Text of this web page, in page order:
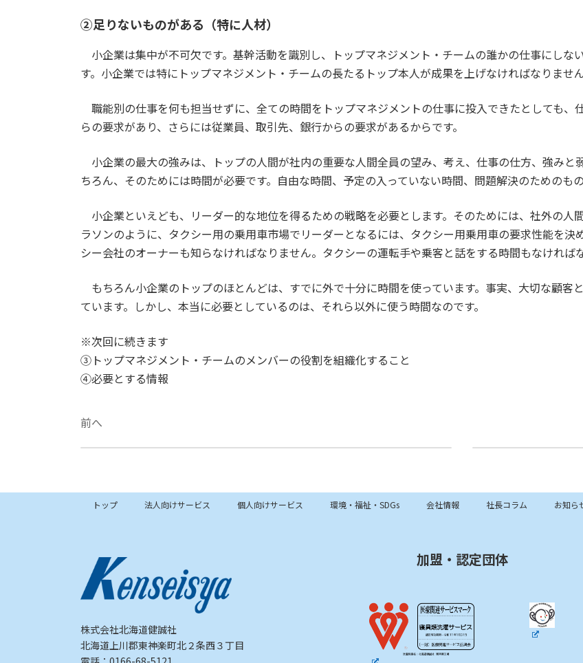
②足りないものがある（特に人材）
小企業は集中が不可欠です。基幹活動を識別し、トップマネジメント・チームの誰かの仕事にしな
す。小企業では特にトップマネジメント・チームの長たるトップ本人が成果を上げなければなりません
職能別の仕事を何も担当せずに、全ての時間をトップマネジメントの仕事に投入できたとしても、
らの要求があり、さらには従業員、取引先、銀行からの要求があるからです。
小企業の最大の強みは、トップの人間が社内の重要な人間全員の望み、考え、仕事の仕方、強みと
ちろん、そのためには時間が必要です。自由な時間、予定の入っていない時間、問題解決のためのも
小企業といえども、リーダー的な地位を得るための戦略を必要とします。そのためには、社外の人
ラソンのように、タクシー用の乗用車市場でリーダーとなるには、タクシー用乗用車の要求性能を
シー会社のオーナーも知らなければなりません。タクシーの運転手や乗客と話をする時間もなければ
もちろん小企業のトップのほとんどは、すでに外で十分に時間を使っています。事実、大切な顧客
ています。しかし、本当に必要としているのは、それら以外に使う時間なのです。
※次回に続きます
③トップマネジメント・チームのメンバーの役割を組織化すること
④必要とする情報
前へ87.企業の適切な規模を知る
トップ 法人向けサービス 個人向けサービス 環境・福祉・SDGs 会社情報 社長コラム お知ら
株式会社北海道健誠社
北海道上川郡東神楽町北２条西３丁目
加盟・認定団体